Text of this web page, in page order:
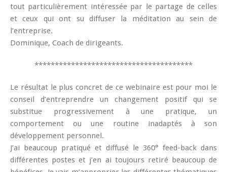
tout particulièrement intéressée par le partage de celles
et ceux qui ont su diffuser la méditation au sein de
l’entreprise.
Dominique, Coach de dirigeants.
***************************************
Le résultat le plus concret de ce webinaire est pour moi le
conseil d’entreprendre un changement positif qui se
substitue progressivement à une pratique, un
comportement ou une routine inadaptés à son
développement personnel.
J’ai beaucoup pratiqué et diffusé le 360° feed-back dans
différentes postes et j’en ai toujours retiré beaucoup de